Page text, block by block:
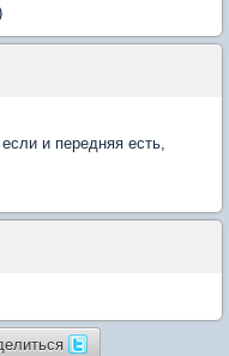
и передняя есть,